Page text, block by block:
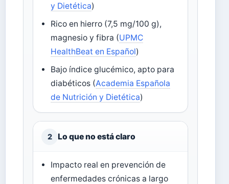
y Dietética)
Rico en hierro (7,5 mg/100 g),
magnesio y fibra (UPMC
HealthBeat en Español)
Bajo índice glucémico, apto para
diabéticos (Academia Española
de Nutrición y Dietética)
2 Lo que no está claro
Impacto real en prevención de
enfermedades crónicas a largo